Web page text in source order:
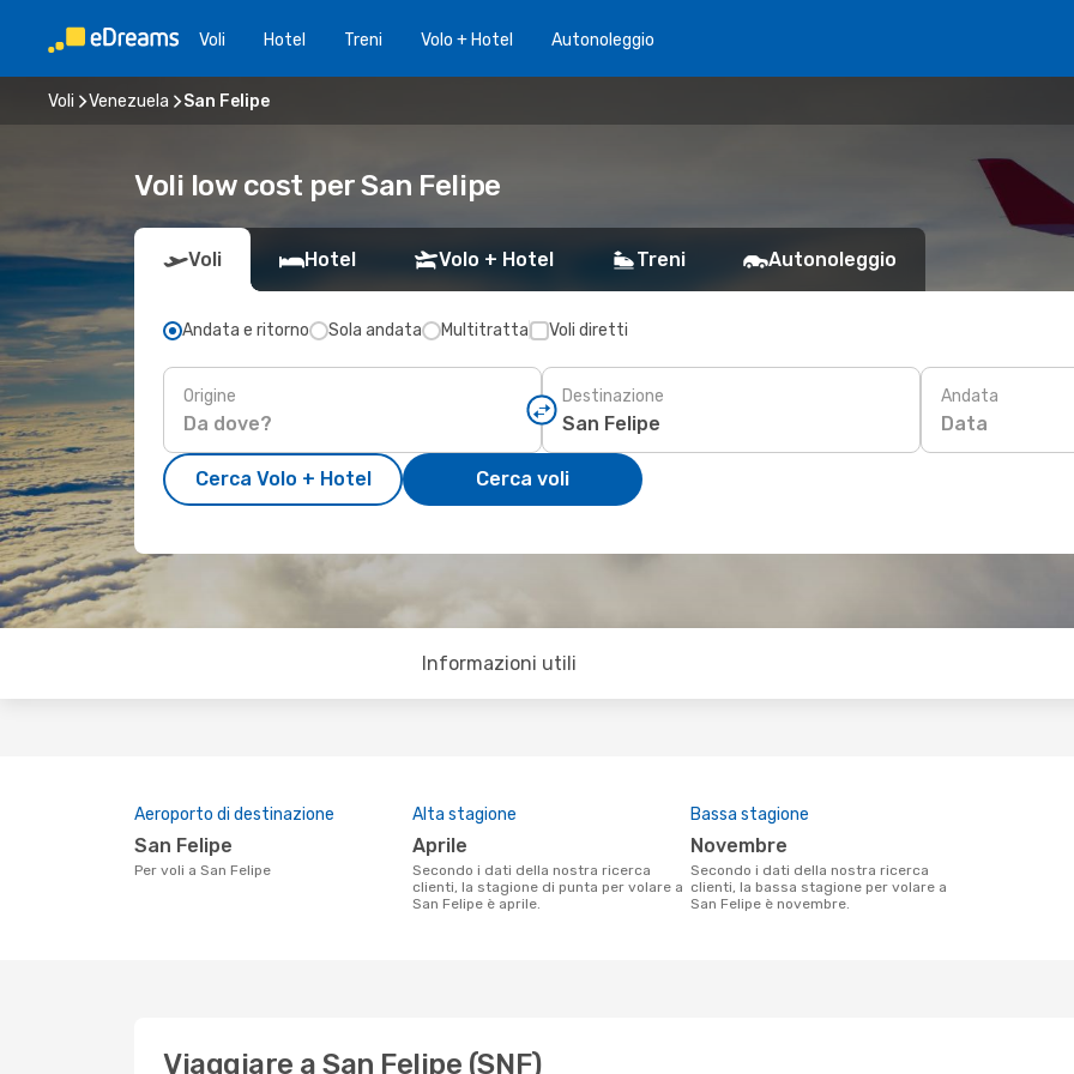
Voli Hotel Treni Volo + Hotel Autonoleggio
Voli Venezuela San Felipe
Voli low cost per San Felipe
Voli Hotel Volo + Hotel Treni Autonoleggio
Andata e ritorno Sola andata Multitratta Voli diretti
Origine Destinazione Andata
Data
Cerca Volo + Hotel Cerca voli
Informazioni utili
Aeroporto di destinazione
San Felipe
Per voli a San Felipe
Alta stagione
aprile
Secondo i dati della nostra ricerca
clienti, la stagione di punta per volare a
San Felipe è aprile.
Bassa stagione
novembre
Secondo i dati della nostra ricerca
clienti, la bassa stagione per volare a
San Felipe è novembre.
Viaggiare a San Felipe (SNF)